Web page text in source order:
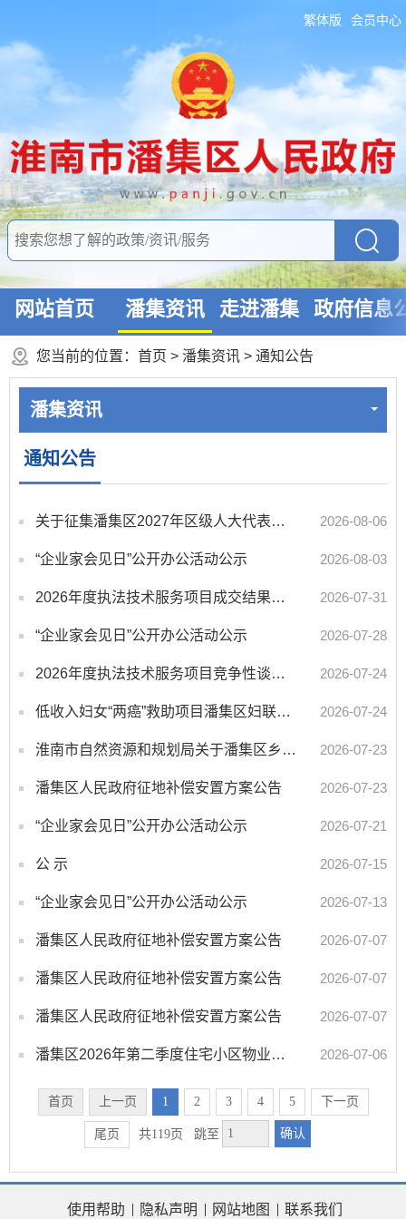
繁体版 会员中心
网站首页 潘集资讯 走进潘集 政府信息
您当前的位置： 首页 > 潘集资讯 > 通知公告
潘集资讯
通知公告
2026-08-06
关于征集潘集区2027年区级人大代表票决民生实事项目的公告
2026-08-03
“企业家会见日”公开办公活动公示
2026-07-31
2026年度执法技术服务项目成交结果公告
2026-07-28
“企业家会见日”公开办公活动公示
2026-07-24
2026年度执法技术服务项目竞争性谈判公告
2026-07-24
低收入妇女“两癌”救助项目潘集区妇联公示
2026-07-23
淮南市自然资源和规划局关于潘集区乡村建设规划许可证办理情况的公告
2026-07-23
潘集区人民政府征地补偿安置方案公告
2026-07-21
“企业家会见日”公开办公活动公示
2026-07-15
公 示
2026-07-13
“企业家会见日”公开办公活动公示
2026-07-07
潘集区人民政府征地补偿安置方案公告
2026-07-07
潘集区人民政府征地补偿安置方案公告
2026-07-07
潘集区人民政府征地补偿安置方案公告
2026-07-06
潘集区2026年第二季度住宅小区物业服务考评信息表
首页 上一页 1 2 3 4 5 下一页
尾页 共119页 跳至 确认
使用帮助 隐私声明 网站地图 联系我们